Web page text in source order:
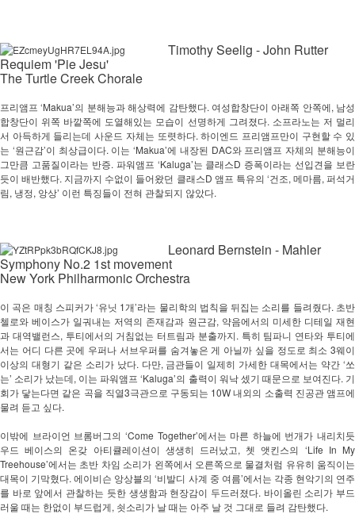
Timothy Seelig - John Rutter
Requiem 'Pie Jesu'
The Turtle Creek Chorale
프리앰프 ‘Makua’의 분해능과 해상력에 감탄했다. 여성합창단이 아래쪽 안쪽에, 남성
합창단이 위쪽 바깥쪽에 도열해있는 모습이 선명하게 그려졌다. 소프라노는 저 멀리
서 아득하게 들리는데 사운드 자체는 또렷하다. 하이엔드 프리앰프만이 구현할 수 있
는 ‘원근감’이 최상급이다. 이는 ‘Makua’에 내장된 DAC와 프리앰프 자체의 분해능이
그만큼 고품질이라는 반증. 파워앰프 ‘Kaluga’는 클래스D 증폭이라는 선입견을 보란
듯이 배반했다. 지금까지 수없이 들어왔던 클래스D 앰프 특유의 ‘건조, 메마름, 퍼석거
림, 냉정, 앙상’ 이런 특징들이 전혀 관찰되지 않았다.
Leonard Bernstein - Mahler
Symphony No.2 1st movement
New York Philharmonic Orchestra
이 곡은 매칭 스피커가 ‘유닛 1개’라는 물리학의 법칙을 뒤집는 소리를 들려줬다. 초반
첼로와 베이스가 일궈내는 저역의 존재감과 원근감, 약음에서의 미세한 디테일 재현
과 대역밸런스, 투티에서의 거침없는 터트림과 분출까지. 특히 팀파니 연타와 투티에
서는 어디 다른 곳에 우퍼나 서브우퍼를 숨겨놓은 게 아닐까 싶을 정도로 최소 3웨이
이상의 대형기 같은 소리가 났다. 다만, 금관들이 일제히 가세한 대목에서는 약간 ‘쏘
는’ 소리가 났는데, 이는 파워앰프 ‘Kaluga’의 출력이 워낙 셌기 때문으로 보여진다. 기
회가 닿는다면 같은 곡을 직열3극관으로 구동되는 10W 내외의 소출력 진공관 앰프에
물려 듣고 싶다.
이밖에 브라이언 브롬버그의 ‘Come Together’에서는 마른 하늘에 번개가 내리치듯
우드 베이스의 온갖 아티큘레이션이 생생히 드러났고, 쳇 앳킨스의 ‘Life In My
Treehouse’에서는 초반 차임 소리가 왼쪽에서 오른쪽으로 물결처럼 유유히 움직이는
대목이 기막혔다. 에이비슨 앙상블의 ‘비발디 사계 중 여름’에서는 각종 현악기의 연주
를 바로 앞에서 관찰하는 듯한 생생함과 현장감이 두드러졌다. 바이올린 소리가 부드
러울 때는 한없이 부드럽게, 쇳소리가 날 때는 아주 날 것 그대로 들려 감탄했다.